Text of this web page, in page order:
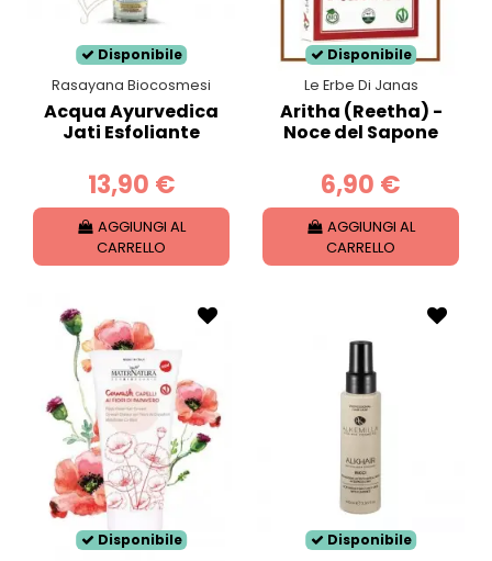
grassi, ma si rivelano spesso secchi ecrespi
questo i trattamenti cosmetici per questa
tipologia di capelli sono soprattutto idratanti.
Disponibile
Rasayana Biocosmesi
Acqua Ayurvedica
Jati Esfoliante
13,90 €
AGGIUNGI AL
CARRELLO
Disponibile
Le Erbe Di Janas
Aritha (Reetha) -
Noce del Sapone
6,90 €
AGGIUNGI AL
CARRELLO
Disponibile
Disponibile